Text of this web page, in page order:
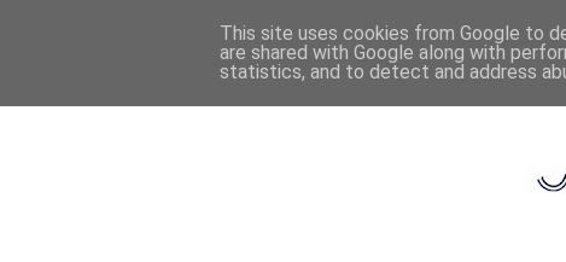
This site uses cookies from Google to
are shared with Google along with
statistics, and to detect and address